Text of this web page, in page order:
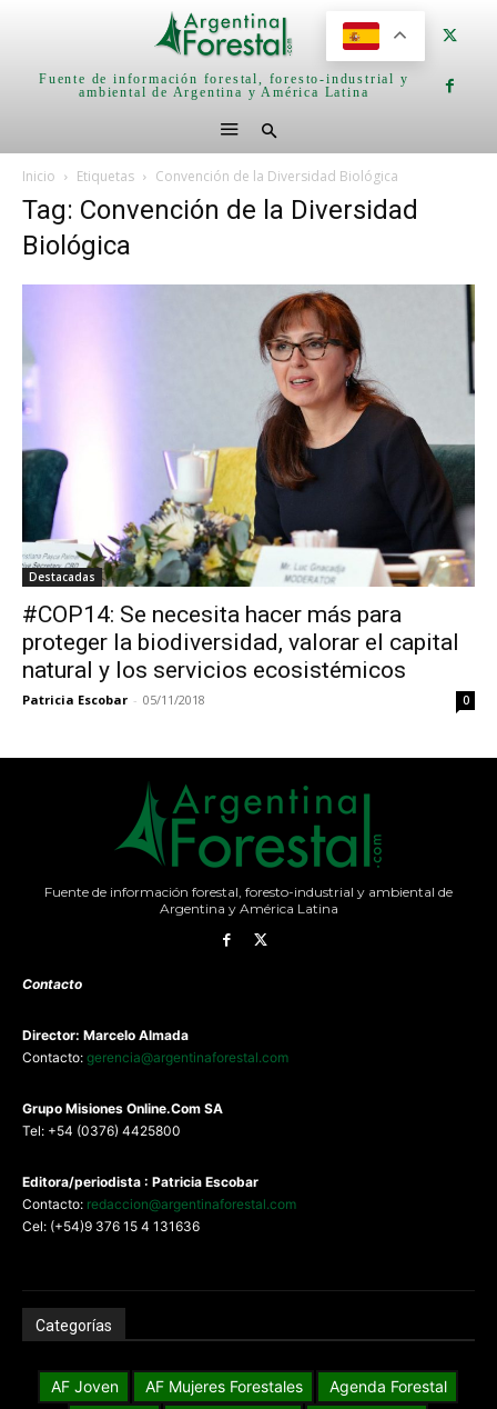
Fuente de información forestal, foresto-industrial y
ambiental de Argentina y América Latina
Inicio Etiquetas Convención de la Diversidad Biológica
Tag: Convención de la Diversidad
Biológica
Destacadas
#COP14: Se necesita hacer más para
proteger la biodiversidad, valorar el capital
natural y los servicios ecosistémicos
Patricia Escobar - 05/11/2018 0
Fuente de información forestal, foresto-industrial y ambiental de
Argentina y América Latina
Contacto
Director: Marcelo Almada
Contacto: gerencia@argentinaforestal.com
Grupo Misiones Online.Com SA
Tel: +54 (0376) 4425800
Editora/periodista : Patricia Escobar
Contacto: redaccion@argentinaforestal.com
Cel: (+54)9 376 15 4 131636
Categorías
AF Joven AF Mujeres Forestales
Agenda Forestal